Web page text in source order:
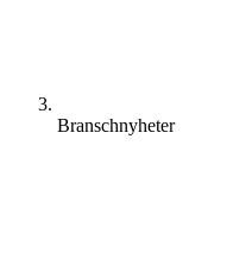
Branschnyheter